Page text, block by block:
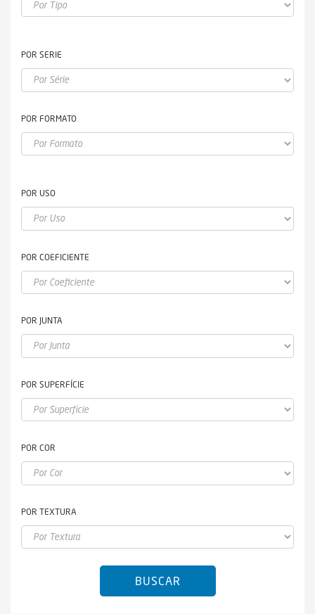
POR SERIE
POR FORMATO
POR USO
POR COEFICIENTE
POR JUNTA
POR SUPERFÍCIE
POR COR
POR TEXTURA
BUSCAR